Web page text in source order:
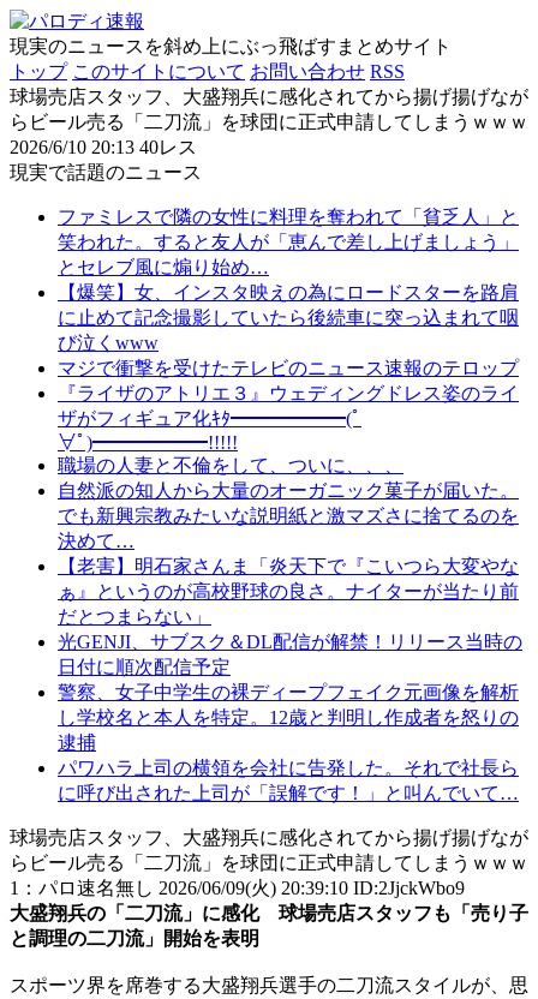
現実のニュースを斜め上にぶっ飛ばすまとめサイト
トップ このサイトについて お問い合わせ RSS
球場売店スタッフ、大盛翔兵に感化されてから揚げ揚げなが
らビール売る「二刀流」を球団に正式申請してしまうｗｗｗ
2026/6/10 20:13 40レス
現実で話題のニュース
ファミレスで隣の女性に料理を奪われて「貧乏人」と
笑われた。すると友人が「恵んで差し上げましょう」
とセレブ風に煽り始め…
【爆笑】女、インスタ映えの為にロードスターを路肩
に止めて記念撮影していたら後続車に突っ込まれて咽
び泣くwww
マジで衝撃を受けたテレビのニュース速報のテロップ
『ライザのアトリエ３』ウェディングドレス姿のライ
ザがフィギュア化ｷﾀ━━━━━━(ﾟ
∀ﾟ)━━━━━━!!!!!
職場の人妻と不倫をして、ついに、、、
自然派の知人から大量のオーガニック菓子が届いた。
でも新興宗教みたいな説明紙と激マズさに捨てるのを
決めて…
【老害】明石家さんま「炎天下で『こいつら大変やな
ぁ』というのが高校野球の良さ。ナイターが当たり前
だとつまらない」
光GENJI、サブスク＆DL配信が解禁！リリース当時の
日付に順次配信予定
警察、女子中学生の裸ディープフェイク元画像を解析
し学校名と本人を特定。12歳と判明し作成者を怒りの
逮捕
パワハラ上司の横領を会社に告発した。それで社長ら
に呼び出された上司が「誤解です！」と叫んでいて…
球場売店スタッフ、大盛翔兵に感化されてから揚げ揚げなが
らビール売る「二刀流」を球団に正式申請してしまうｗｗｗ
1 ： パロ速名無し 2026/06/09(火) 20:39:10 ID:2JjckWbo9
大盛翔兵の「二刀流」に感化 球場売店スタッフも「売り子
と調理の二刀流」開始を表明
スポーツ界を席巻する大盛翔兵選手の二刀流スタイルが、思